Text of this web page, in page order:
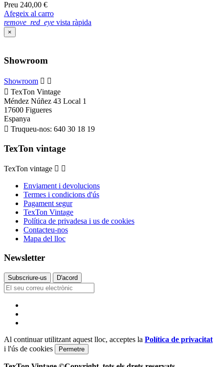
Preu 240,00 €
Afegeix al carro
remove_red_eye vista ràpida
×
Showroom
Showroom  
 TexTon Vintage
Méndez Núñez 43 Local 1
17600 Figueres
Espanya
 Truqueu-nos: 640 30 18 19
TexTon vintage
TexTon vintage  
Enviament i devolucions
Termes i condicions d'ús
Pagament segur
TexTon Vintage
Política de privadesa i us de cookies
Contacteu-nos
Mapa del lloc
Newsletter
Subscriure-us D'acord
Al continuar utilitzant aquest lloc, acceptes la Política de privacitat
i l'ús de cookies
Permetre